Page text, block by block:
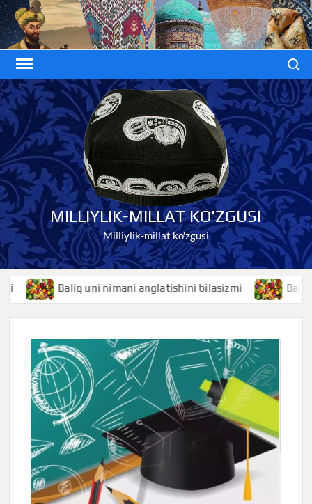
Skip
to
content
MILLIYLIK-MILLAT KO'ZGUSI
Milliylik-millat ko'zgusi
Baliq uni nimani anglatishini bilasizmi Baliqko’z